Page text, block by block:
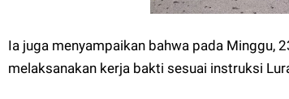
Ia juga menyampaikan bahwa pada Minggu,
melaksanakan kerja bakti sesuai instruksi